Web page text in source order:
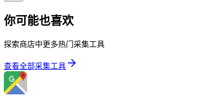
你可能也喜欢
探索商店中更多热门采集工具
查看全部采集工具